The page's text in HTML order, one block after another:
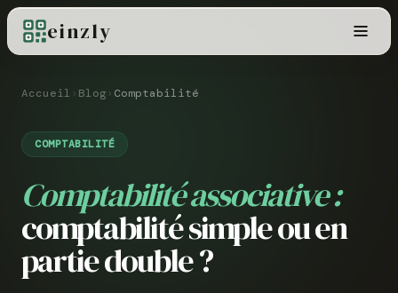
einzly
Accueil › Blog› Comptabilité
COMPTABILITÉ
Comptabilité associative :
comptabilité simple ou en
partie double ?